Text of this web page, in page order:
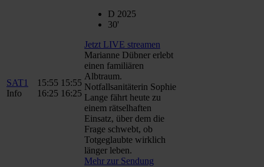
SAT1
Info
15:55
16:25
15:55
16:25
D 2025
30'
Jetzt LIVE streamen
Marianne Dübner erlebt
einen familiären
Albtraum.
Notfallsanitäterin Sophie
Lange fährt heute zu
einem rätselhaften
Einsatz, über dem die
Frage schwebt, ob
Totgeglaubte wirklich
länger leben.
Mehr zur Sendung